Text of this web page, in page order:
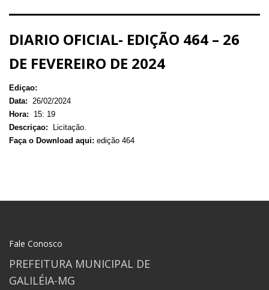
DIARIO OFICIAL- EDIÇÃO 464 – 26
DE FEVEREIRO DE 2024
Ediçao:
Data:
26/02/2024
Hora:
15: 19
Descriçao:
Licitação.
Faça o Download aqui: edição 464
Fale Conosco
PREFEITURA MUNICIPAL DE
GALILÉIA-MG